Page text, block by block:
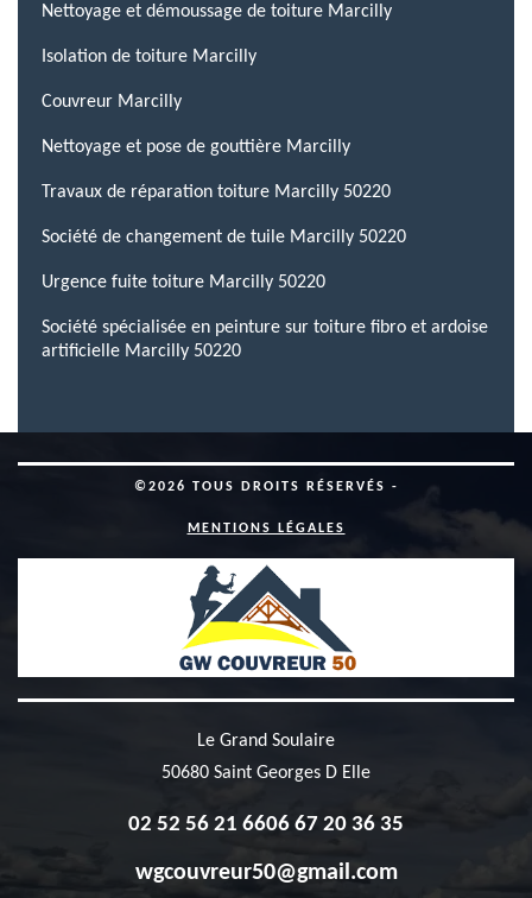
Nettoyage et démoussage de toiture Marcilly
Isolation de toiture Marcilly
Couvreur Marcilly
Nettoyage et pose de gouttière Marcilly
Travaux de réparation toiture Marcilly 50220
Société de changement de tuile Marcilly 50220
Urgence fuite toiture Marcilly 50220
Société spécialisée en peinture sur toiture fibro et ardoise
artificielle Marcilly 50220
©2026 TOUS DROITS RÉSERVÉS -
MENTIONS LÉGALES
Le Grand Soulaire
50680 Saint Georges D Elle
02 52 56 21 6606 67 20 36 35
wgcouvreur50@gmail.com